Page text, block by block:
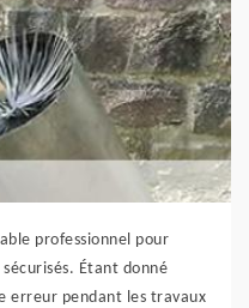
professionnel pour
Étant donné
erreur pendant les travaux